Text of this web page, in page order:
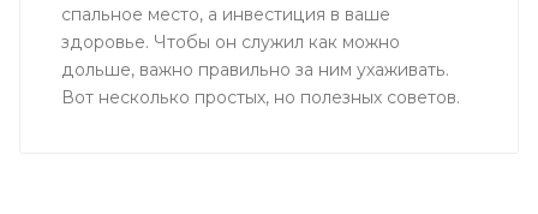
спальное место, а инвестиция в ваше
здоровье. Чтобы он служил как можно
дольше, важно правильно за ним ухаживать.
Вот несколько простых, но полезных советов.